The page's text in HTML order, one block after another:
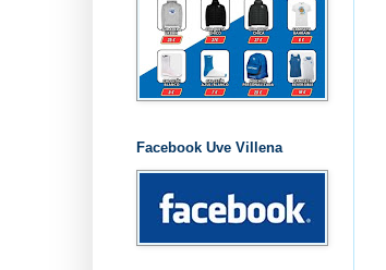
Facebook Uve Villena